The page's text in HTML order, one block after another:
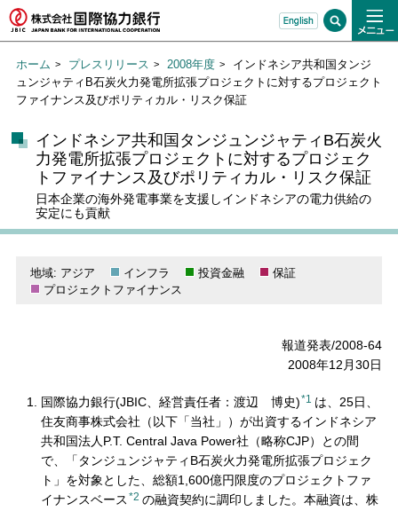
ホーム プレスリリース 2008年度
インドネシア共和国タンジ
ュンジャティB石炭火力発電所拡張プロジェクトに対するプロジェクト
ファイナンス及びポリティカル・リスク保証
インドネシア共和国タンジュンジャティB石炭火
力発電所拡張プロジェクトに対するプロジェク
トファイナンス及びポリティカル・リスク保証
日本企業の海外発電事業を支援しインドネシアの電力供給の
安定にも貢献
地域: アジア インフラ 投資金融
保証
プロジェクトファイナンス
報道発表/2008-64
2008年12月30日
国際協力銀行(JBIC、経営責任者：渡辺 博史)*1 は、25日、
住友商事株式会社（以下「当社」）が出資するインドネシア
共和国法人P.T. Central Java Power社（略称CJP）との間
で、「タンジュンジャティB石炭火力発電所拡張プロジェク
ト」を対象とした、総額1,600億円限度のプロジェクトファ
イナンスベース *2 の融資契約に調印しました。本融資は、株